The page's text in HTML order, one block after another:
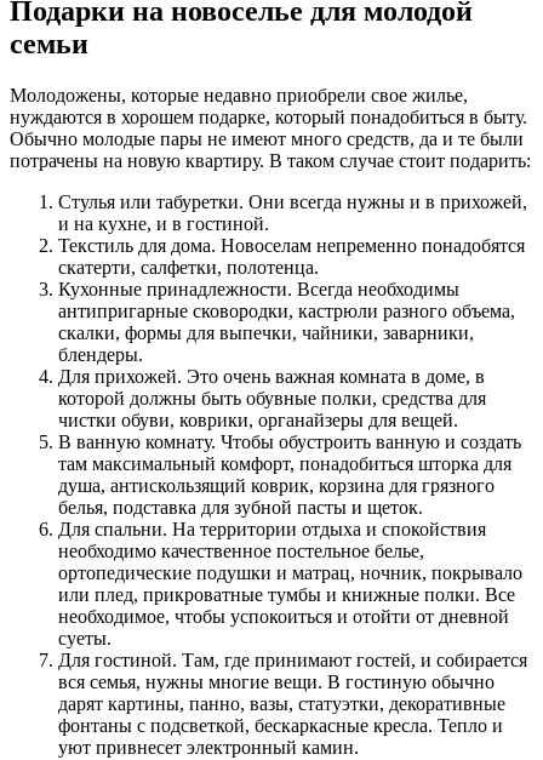
Подарки на новоселье для молодой
семьи
Молодожены, которые недавно приобрели свое жилье,
нуждаются в хорошем подарке, который понадобиться в быту.
Обычно молодые пары не имеют много средств, да и те были
потрачены на новую квартиру. В таком случае стоит подарить:
Стулья или табуретки. Они всегда нужны и в прихожей,
и на кухне, и в гостиной.
Текстиль для дома. Новоселам непременно понадобятся
скатерти, салфетки, полотенца.
Кухонные принадлежности. Всегда необходимы
антипригарные сковородки, кастрюли разного объема,
скалки, формы для выпечки, чайники, заварники,
блендеры.
Для прихожей. Это очень важная комната в доме, в
которой должны быть обувные полки, средства для
чистки обуви, коврики, органайзеры для вещей.
В ванную комнату. Чтобы обустроить ванную и создать
там максимальный комфорт, понадобиться шторка для
душа, антискользящий коврик, корзина для грязного
белья, подставка для зубной пасты и щеток.
Для спальни. На территории отдыха и спокойствия
необходимо качественное постельное белье,
ортопедические подушки и матрац, ночник, покрывало
или плед, прикроватные тумбы и книжные полки. Все
необходимое, чтобы успокоиться и отойти от дневной
суеты.
Для гостиной. Там, где принимают гостей, и собирается
вся семья, нужны многие вещи. В гостиную обычно
дарят картины, панно, вазы, статуэтки, декоративные
фонтаны с подсветкой, бескаркасные кресла. Тепло и
уют привнесет электронный камин.